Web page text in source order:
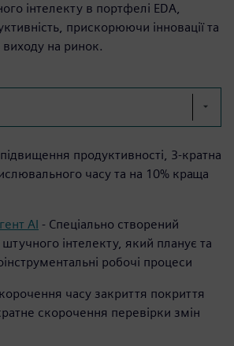
інтелекту в портфелі EDA,
прискорюючи інновації та
на ринок.
продуктивності, 3-кратна
часу та на 10% краща
AI - Спеціально створений
інтелекту, який планує та
робочі процеси
часу закриття покриття
скорочення перевірки змін